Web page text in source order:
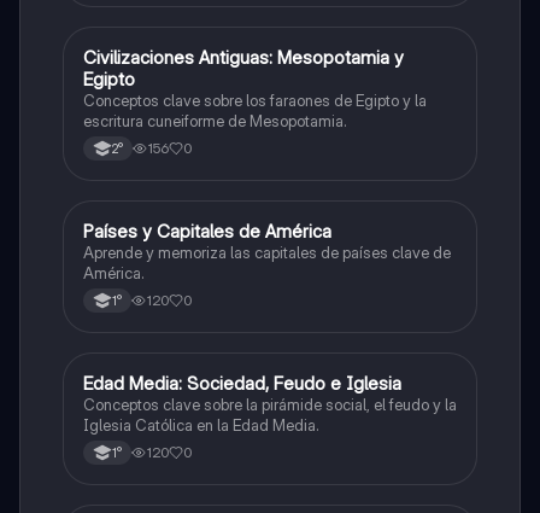
CHistoria
Civilizaciones Antiguas: Mesopotamia y
Egipto
Conceptos clave sobre los faraones de Egipto y la
escritura cuneiforme de Mesopotamia.
2° 156 0
PGeografía
Países y Capitales de América
Aprende y memoriza las capitales de países clave de
América.
1° 120 0
EHistoria
Edad Media: Sociedad, Feudo e Iglesia
Conceptos clave sobre la pirámide social, el feudo y la
Iglesia Católica en la Edad Media.
1° 120 0